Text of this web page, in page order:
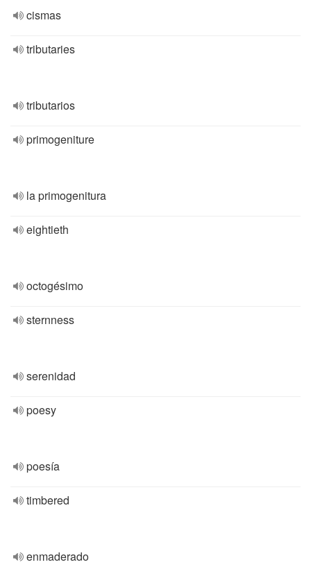
cismas
tributaries
tributarios
primogeniture
la primogenitura
eightieth
octogésimo
sternness
serenidad
poesy
poesía
timbered
enmaderado